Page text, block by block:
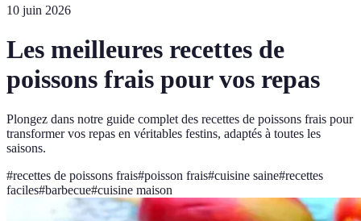
10 juin 2026
Les meilleures recettes de
poissons frais pour vos repas
Plongez dans notre guide complet des recettes de poissons frais pour
transformer vos repas en véritables festins, adaptés à toutes les
saisons.
#recettes de poissons frais#poisson frais#cuisine saine#recettes
faciles#barbecue#cuisine maison